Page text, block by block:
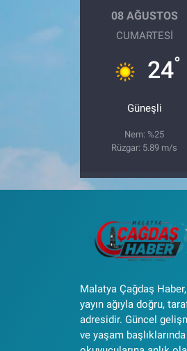
08 AĞUSTOS
CUMARTESI
24°
Güneşli
Nem: %25
Rüzgar: 5.89 m/s
Malatya Çağdaş
yayın ağıyla doğru,
adresidir. Güncel
ve yaşam